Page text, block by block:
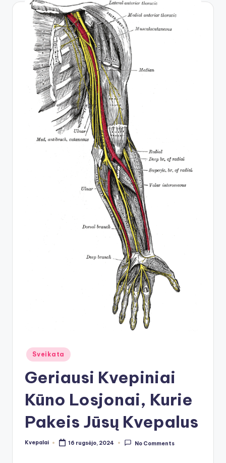
Posted
in
Sveikata
Geriausi Kvepiniai
Kūno Losjonai, Kurie
Pakeis Jūsų Kvepalus
Posted
Kvepalai 16 rugsėjo, 2024 No Comments